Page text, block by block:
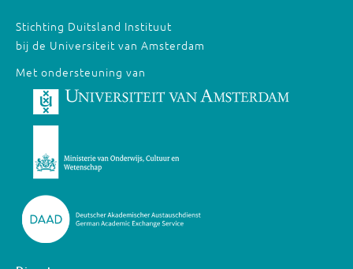
Stichting Duitsland Instituut
bij de Universiteit van Amsterdam
Met ondersteuning van